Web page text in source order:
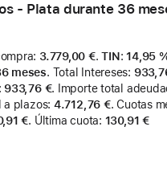
- Plata durante 36
: 3.779,00 €.TIN: 14,95
meses. Total Intereses:
933,76 €. Importe total
a plazos: 4.712,76 €.Cuotas
€. Última cuota: 130,91 €